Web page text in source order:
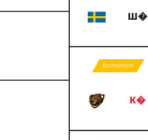
Ш�
Волейбол
К�